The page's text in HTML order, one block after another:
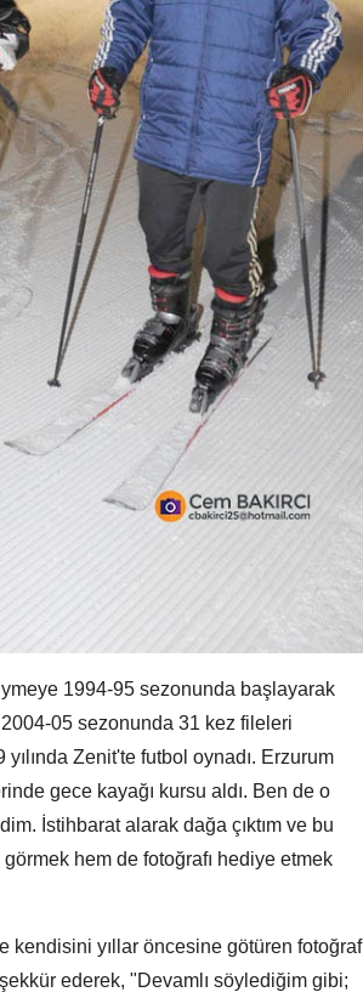
1994-95 sezonunda başlayarak
05 sezonunda 31 kez fileleri
Zenit'te futbol oynadı. Erzurum
gece kayağı kursu aldı. Ben de o
İstihbarat alarak dağa çıktım ve bu
hem de fotoğrafı hediye etmek
kendisini yıllar öncesine götüren fotoğraf
ederek, "Devamlı söylediğim gibi;